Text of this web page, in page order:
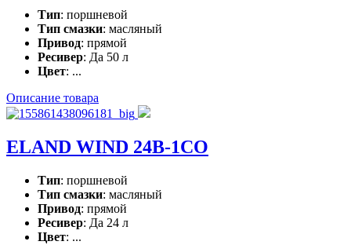
Тип: поршневой
Тип смазки: масляный
Привод: прямой
Ресивер: Да 50 л
Цвет: ...
Описание товара
ELAND WIND 24B-1CO
Тип: поршневой
Тип смазки: масляный
Привод: прямой
Ресивер: Да 24 л
Цвет: ...